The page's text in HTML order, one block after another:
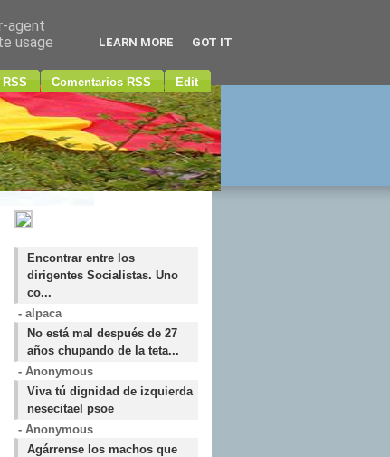
Comentarios RSS Edit
Encontrar entre los
dirigentes Socialistas. Uno
co...
- alpaca
No está mal después de 27
años chupando de la teta...
- Anonymous
Viva tú dignidad de izquierda
nesecitael psoe
- Anonymous
Agárrense los machos que
agent
usage
LEARN MORE GOT IT